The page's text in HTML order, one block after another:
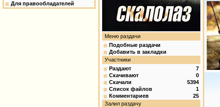
Для правообладателей
Меню раздачи
Подобные раздачи
Добавить в закладки
Участники
Раздают
7
Скачивают
0
Скачали
5394
Список файлов
1
Комментариев
25
Залил раздачу